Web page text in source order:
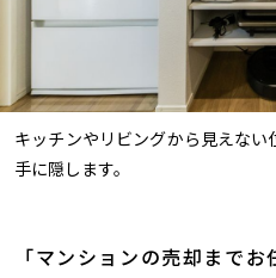
キッチンやリビングから見えな
手に隠します。
「マンションの売却まで